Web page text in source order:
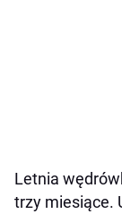
Letnia
trzy miesiące.